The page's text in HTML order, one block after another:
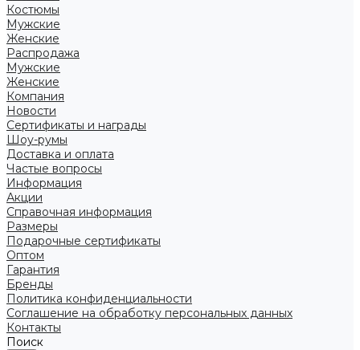
Костюмы
Мужские
Женские
Распродажа
Мужские
Женские
Компания
Новости
Сертификаты и награды
Шоу-румы
Доставка и оплата
Частые вопросы
Информация
Акции
Справочная информация
Размеры
Подарочные сертификаты
Оптом
Гарантия
Бренды
Политика конфиденциальности
Соглашение на обработку персональных данных
Контакты
Поиск